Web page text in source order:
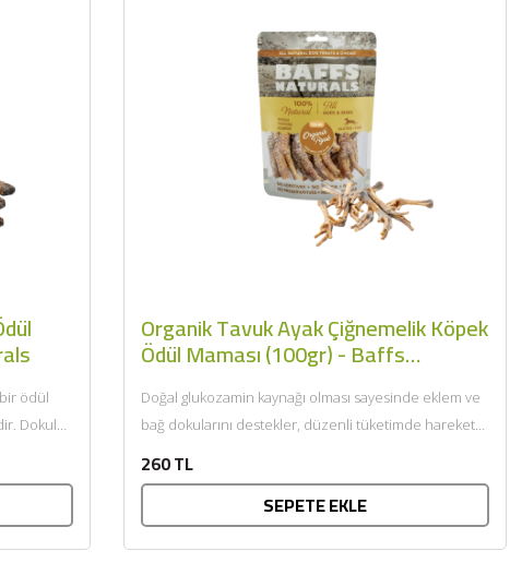
ödül
Dokulu
Organik Tavuk Ayak Çiğnemelik Köpek
Ödül Maması (100gr) - Baffs
Doğal glukozamin kaynağı olması sayesinde eklem ve
bağ dokularını destekler, düzenli tüketimde hareket
260 TL
SEPETE EKLE
Naturel Sızma Zeytinyağı
(5lt, Soğuk Sıkım) - Bilgem